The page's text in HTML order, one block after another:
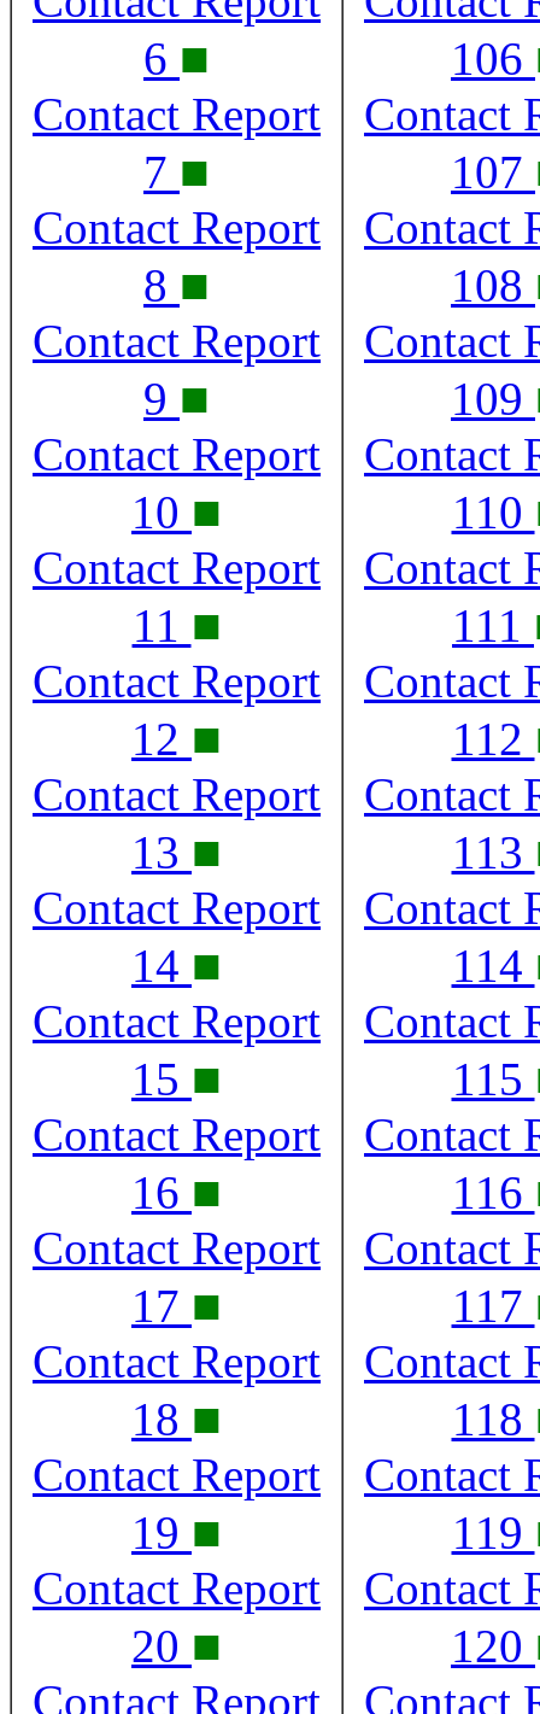
6 ■
Contact Report
7 ■
Contact Report
8 ■
Contact Report
9 ■
Contact Report
10 ■
Contact Report
11 ■
Contact Report
12 ■
Contact Report
13 ■
Contact Report
14 ■
Contact Report
15 ■
Contact Report
16 ■
Contact Report
17 ■
Contact Report
18 ■
Contact Report
19 ■
Contact Report
20 ■
Contact Report
106
Contact
107
Contact
108
Contact
109
Contact
110
Contact
111
Contact
112
Contact
113
Contact
114
Contact
115
Contact
116
Contact
117
Contact
118
Contact
119
Contact
120
Contact